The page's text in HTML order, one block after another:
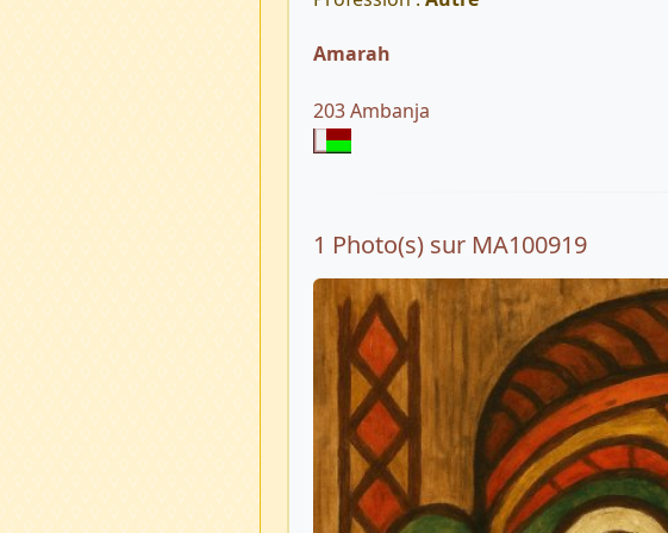
Amarah
203 Ambanja
1 Photo(s) sur MA100919